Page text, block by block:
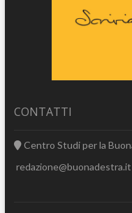
CONTATTI
Centro Studi per la
redazione@buonadestra.it